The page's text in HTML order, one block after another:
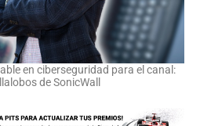
en ciberseguridad para el canal:
de SonicWall